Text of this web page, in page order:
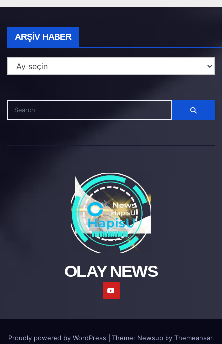
ARŞIV HABER
Haber
OLAY NEWS
Proudly powered by WordPress Theme: Newsup by Themeansar.